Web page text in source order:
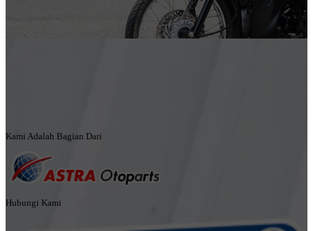
Kami Adalah Bagian Dari
Hubungi Kami